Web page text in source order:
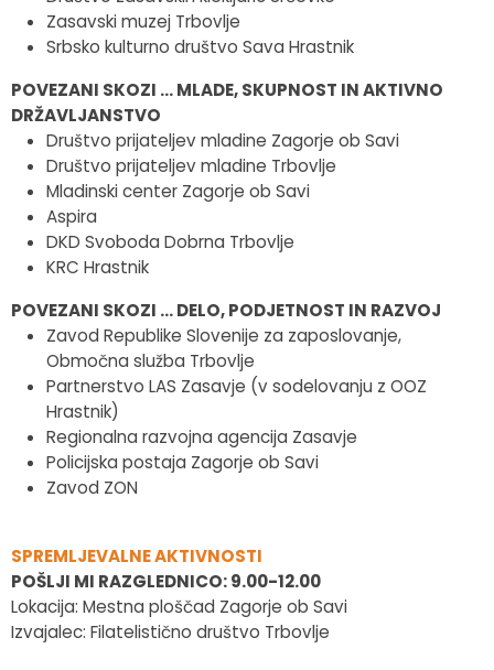
Zasavski muzej Trbovlje
Srbsko kulturno društvo Sava Hrastnik
POVEZANI SKOZI … MLADE, SKUPNOST IN AKTIVNO
DRŽAVLJANSTVO
Društvo prijateljev mladine Zagorje ob Savi
Društvo prijateljev mladine Trbovlje
Mladinski center Zagorje ob Savi
Aspira
DKD Svoboda Dobrna Trbovlje
KRC Hrastnik
POVEZANI SKOZI … DELO, PODJETNOST IN RAZVOJ
Zavod Republike Slovenije za zaposlovanje,
Območna služba Trbovlje
Partnerstvo LAS Zasavje (v sodelovanju z OOZ
Hrastnik)
Regionalna razvojna agencija Zasavje
Policijska postaja Zagorje ob Savi
Zavod ZON
SPREMLJEVALNE AKTIVNOSTI
POŠLJI MI RAZGLEDNICO: 9.00-12.00
Lokacija: Mestna ploščad Zagorje ob Savi
Izvajalec: Filatelistično društvo Trbovlje